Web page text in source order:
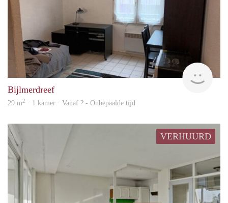
Bijlmerdreef
29 m2 · 1 kamer · Vanaf ? - Onbepaalde tijd
VERHUURD